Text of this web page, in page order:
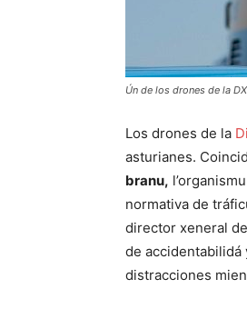
Ún de los drones de la
Los drones de la
asturianes.
branu,
normativa de
director xeneral
de accidentabilidá
distracciones